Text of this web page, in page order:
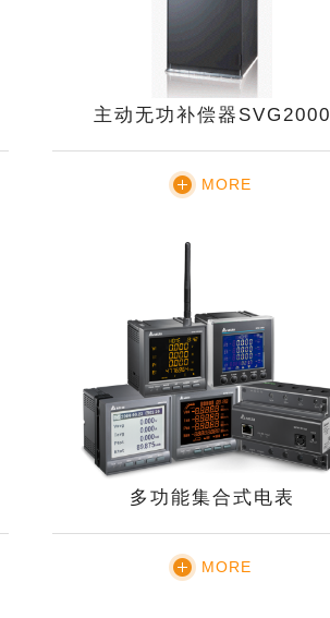
主动无功补偿器SVG2000
MORE
多功能集合式电表
MORE